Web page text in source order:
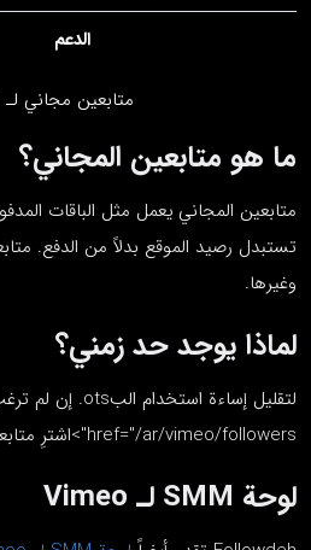
الدعم
متابعين مجاني لـ Vimeo
ما هو متابعين المجاني؟
تستبدل رصيد الموقع بدلاً من الدفع.
وغيرها.
لماذا يوجد حد زمني؟
href="/ar/vimeo/followers">اشترِ متابعين لـ Vimeo</a></b>.
لوحة SMM لـ Vimeo